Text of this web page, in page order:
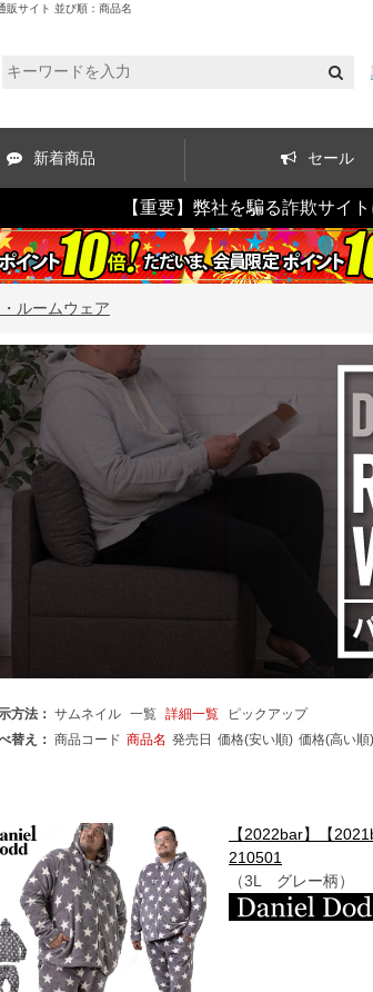
販サイト 並び順：商品名
新着商品 セール
【重要】弊社を騙る詐欺サイ
ルームウェア
方法： サムネイル 一覧 詳細一覧
ピックアップ
替え： 商品コード 商品名 発売日 価格(安い順) 価格(高い順)
【2022bar】【
210501
（3L グレー柄）